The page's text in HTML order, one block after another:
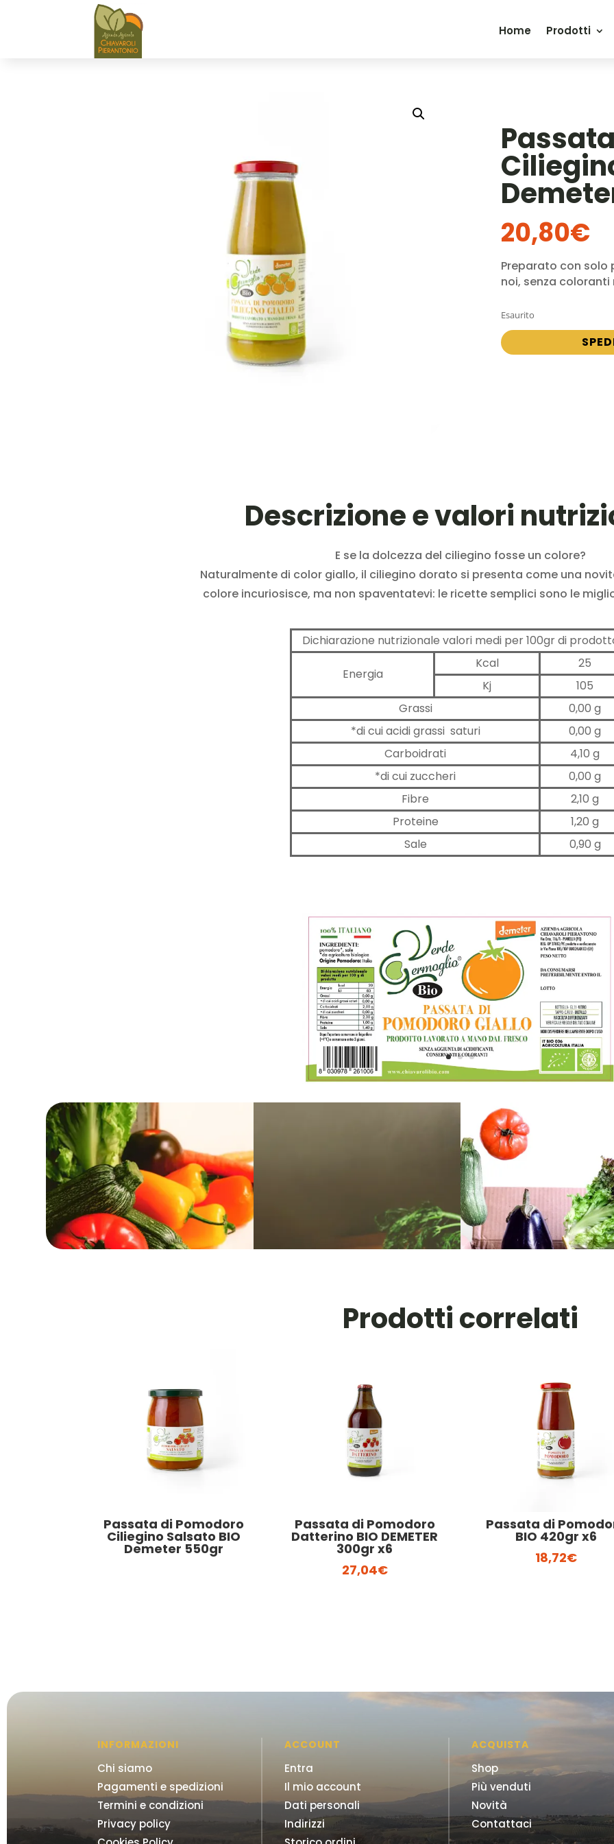
Home Prodotti
20,80€
Preparato con
noi, senza
Esaurito
Descrizione e valori
E se la dolcezza del ciliegino fosse un colore?
Naturalmente di color giallo, il ciliegino dorato si presenta come una
colore incuriosisce, ma non spaventatevi: le ricette semplici sono le
Dichiarazione nutrizionale valori medi per 100gr di
Energia
Kcal
25
Kj
105
Grassi
0,00 g
*di cui acidi grassi saturi
0,00 g
Carboidrati
4,10 g
*di cui zuccheri
0,00 g
Fibre
2,10 g
Proteine
1,20 g
Sale
0,90 g
Prodotti correlati
Passata di Pomodoro
Ciliegino Salsato BIO
Demeter 550gr
Passata di Pomodoro
Datterino BIO DEMETER
300gr x6
27,04€
Passata di
BIO 420gr x6
18,72€
INFORMAZIONI
Chi siamo
Pagamenti e spedizioni
Termini e condizioni
Privacy policy
ACCOUNT
Entra
Il mio account
Dati personali
Indirizzi
ACQUISTA
Shop
Più venduti
Novità
Contattaci